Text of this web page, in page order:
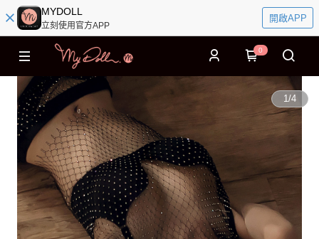
MYDOLL
立刻使用官方APP
開啟APP
0
1/4